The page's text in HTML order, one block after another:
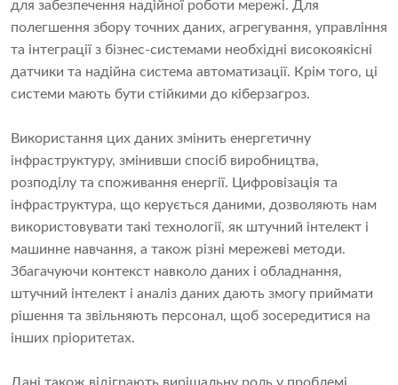
для забезпечення надійної роботи мережі. Для
полегшення збору точних даних, агрегування, управління
та інтеграції з бізнес-системами необхідні високоякісні
датчики та надійна система автоматизації. Крім того, ці
системи мають бути стійкими до кіберзагроз.
Використання цих даних змінить енергетичну
інфраструктуру, змінивши спосіб виробництва,
розподілу та споживання енергії. Цифровізація та
інфраструктура, що керується даними, дозволяють нам
використовувати такі технології, як штучний інтелект і
машинне навчання, а також різні мережеві методи.
Збагачуючи контекст навколо даних і обладнання,
штучний інтелект і аналіз даних дають змогу приймати
рішення та звільняють персонал, щоб зосередитися на
інших пріоритетах.